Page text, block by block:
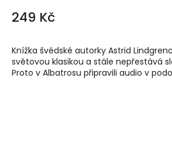
249 Kč
Knížka švédské autorky Astrid
světovou klasikou a stále nepřestává
Proto v Albatrosu připravili audio v